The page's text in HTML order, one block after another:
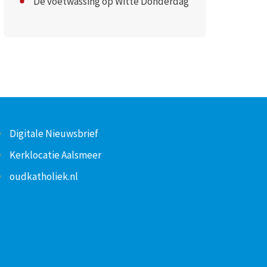
Digitale Nieuwsbrief
Kerklocatie Aalsmeer
oudkatholiek.nl